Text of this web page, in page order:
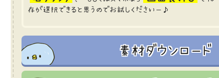
存が選択できると思うのでお試しくださいー♪
素材ダウンロード